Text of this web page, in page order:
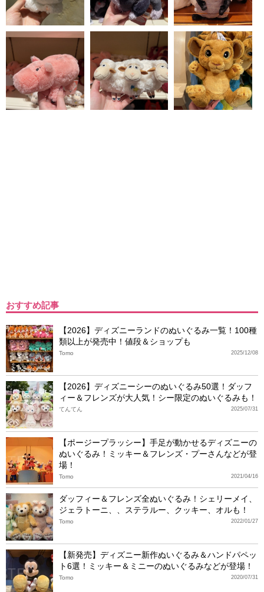
おすすめ記事
【2026】ディズニーランドのぬいぐるみ一覧！100種
類以上が発売中！値段＆ショップも
2025/12/08
Tomo
【2026】ディズニーシーのぬいぐるみ50選！ダッフ
ィー＆フレンズが大人気！シー限定のぬいぐるみも！
2025/07/31
てんてん
【ポージープラッシー】手足が動かせるディズニーの
ぬいぐるみ！ミッキー＆フレンズ・プーさんなどが登
場！
2021/04/16
Tomo
ダッフィー＆フレンズ全ぬいぐるみ！シェリーメイ、
ジェラトーニ、、ステラルー、クッキー、オルも！
2022/01/27
Tomo
【新発売】ディズニー新作ぬいぐるみ＆ハンドパペッ
ト6選！ミッキー＆ミニーのぬいぐるみなどが登場！
2020/07/31
Tomo